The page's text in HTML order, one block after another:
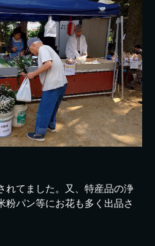
れてました。又、特産品の浄
粉パン等にお花も多く出品さ